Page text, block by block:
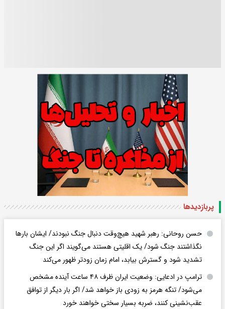
پربازدید‌ها
حسن روحانی: رهبر شهید هیچ‌وقت دنبال جنگ نبودند/ ایشان بارها
نگذاشتند جنگ شود/ یک اقلیتی هستند می‌گویند اگر این جنگ
تشدید شود و گسترش بیابد، امام زمان زودتر ظهور می‌کند
ترامپ در ادعایی: وضعیت ایران ظرف ۴۸ ساعت آینده مشخص
می‌شود/ تنگه هرمز به زودی باز خواهد شد/ اگر بار دیگر از توافق
عقب‌نشینی کنند، ضربه بسیار سختی خواهند خورد